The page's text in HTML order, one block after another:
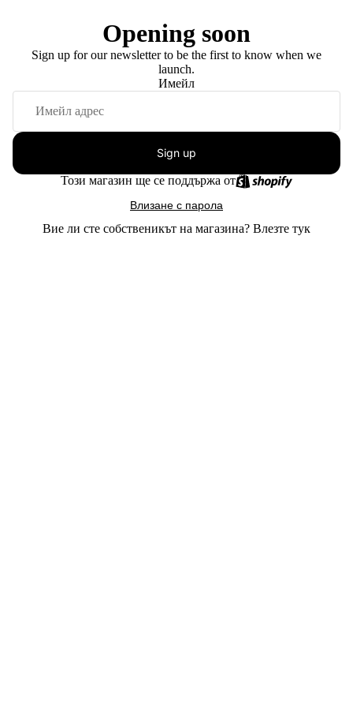
Opening soon
Sign up for our newsletter to be the first to know when we
launch.
Имейл
Sign up
Този магазин ще се поддържа от
Влизане с парола
Вие ли сте собственикът на магазина? Влезте тук